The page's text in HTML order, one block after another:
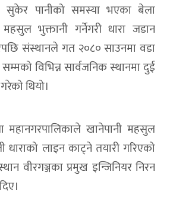
सुकेर पानीको समस्या भएका बेला
भुक्तानी गर्नेगरी धारा जडान
संस्थानले गत २०८० साउनमा वडा
विभिन्न सार्वजनिक स्थानमा दुई
थियो।
महानगरपालिकाले खानेपानी महसुल
धाराको लाइन काट्ने तयारी गरिएको
वीरगञ्जका प्रमुख इन्जिनियर निरन